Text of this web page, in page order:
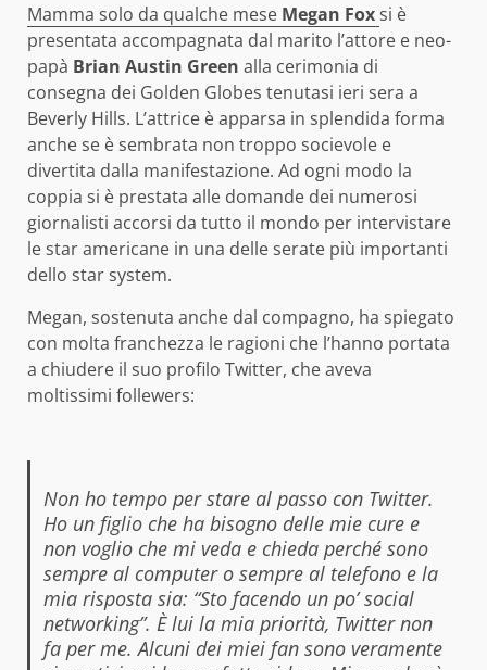
Mamma solo da qualche mese Megan Foxsi è
presentata accompagnata dal marito l’attore e neo-
papà Brian Austin Green alla cerimonia di
consegna dei Golden Globes tenutasi ieri sera a
Beverly Hills. L’attrice è apparsa in splendida forma
anche se è sembrata non troppo socievole e
divertita dalla manifestazione. Ad ogni modo la
coppia si è prestata alle domande dei numerosi
giornalisti accorsi da tutto il mondo per intervistare
le star americane in una delle serate più importanti
dello star system.
Megan, sostenuta anche dal compagno, ha spiegato
con molta franchezza le ragioni che l’hanno portata
a chiudere il suo profilo Twitter, che aveva
moltissimi follewers:
Non ho tempo per stare al passo con Twitter.
Ho un figlio che ha bisogno delle mie cure e
non voglio che mi veda e chieda perché sono
sempre al computer o sempre al telefono e la
mia risposta sia: “Sto facendo un po’ social
networking”. È lui la mia priorità, Twitter non
fa per me. Alcuni dei miei fan sono veramente